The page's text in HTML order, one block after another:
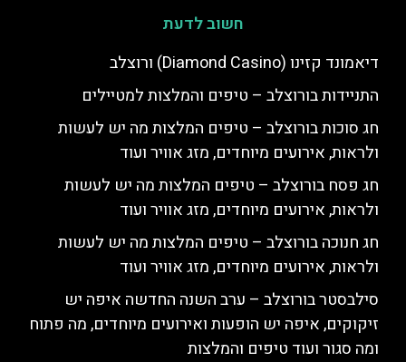
חשוב לדעת
דיאמונד קזינו (Diamond Casino) ורוצלב
התניידות בורוצלב – טיפים והמלצות למטיילים
חג סוכות בורוצלב – טיפים המלצות מה יש לעשות
ולראות, אירועים מיוחדים, מזג אוויר ועוד
חג פסח בורוצלב – טיפים המלצות מה יש לעשות
ולראות, אירועים מיוחדים, מזג אוויר ועוד
חג חנוכה בורוצלב – טיפים המלצות מה יש לעשות
ולראות, אירועים מיוחדים, מזג אוויר ועוד
סילבסטר בורוצלב – ערב השנה החדשה איפה יש
זיקוקים, איפה יש הופעות ואירועים מיוחדים, מה פתוח
ומה סגור ועוד טיפים והמלצות